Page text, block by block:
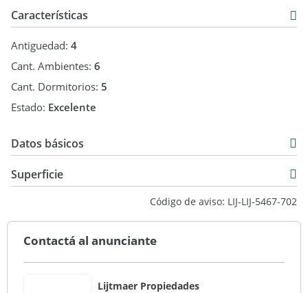
Características
Antiguedad: 4
Cant. Ambientes: 6
Cant. Dormitorios: 5
Estado: Excelente
Datos básicos
USD 1.630.000
Superficie
Código de aviso: LIJ-LIJ-5467-702
Contactá al anunciante
Lijtmaer Propiedades